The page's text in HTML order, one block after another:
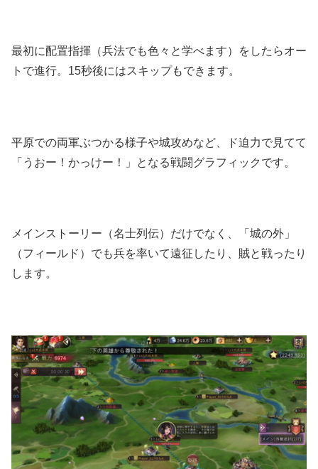
最初に配置指揮（兵法でも色々と学べます）をしたらオー
トで進行。15秒後にはスキップもできます。
平原での両軍ぶつかる様子や城攻めなど、ド迫力で見てて
「うおー！かっけー！」となる戦闘グラフィックです。
メインストーリー（名士列伝）だけでなく、「城の外」
（フィールド）でも兵を率いて遠征したり、賊と戦ったり
します。